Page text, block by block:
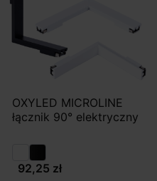
OXYLED MICROLINE
łącznik 90° elektryczny
92,25 zł